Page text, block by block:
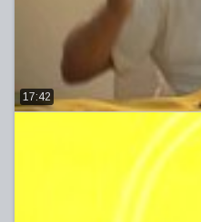
17:42